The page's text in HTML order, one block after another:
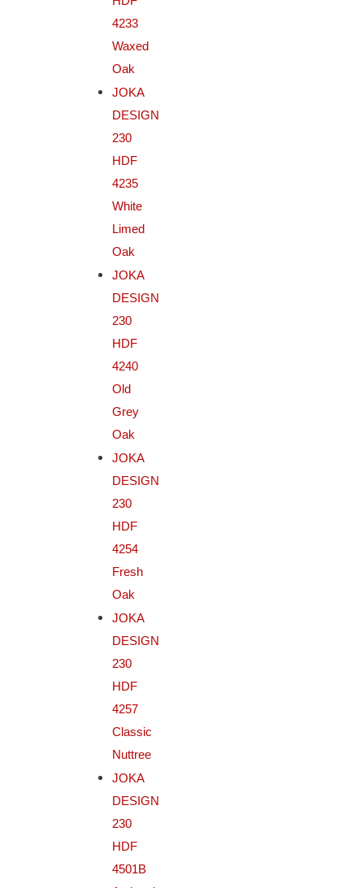
4233
Waxed
Oak
JOKA
DESIGN
230
HDF
4235
White
Limed
Oak
JOKA
DESIGN
230
HDF
4240
Old
Grey
Oak
JOKA
DESIGN
230
HDF
4254
Fresh
Oak
JOKA
DESIGN
230
HDF
4257
Classic
Nuttree
JOKA
DESIGN
230
HDF
4501B